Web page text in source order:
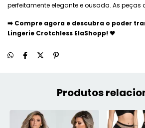
perfeitamente elegante e ousada. As peças
➡️ Compre agora e descubra o poder
Lingerie Crotchless ElaShopp!🖤
Produtos